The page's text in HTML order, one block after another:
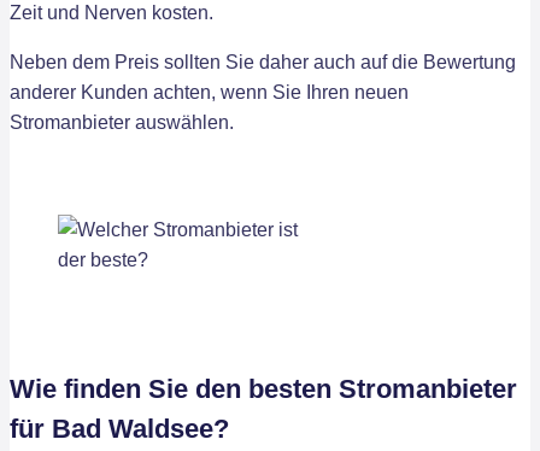
Zeit und Nerven kosten.
Neben dem Preis sollten Sie daher auch auf die Bewertung
anderer Kunden achten, wenn Sie Ihren neuen
Stromanbieter auswählen.
Wie finden Sie den besten Stromanbieter
für Bad Waldsee?